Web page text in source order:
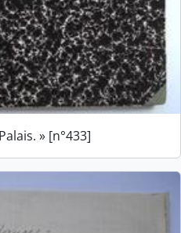
» [n°433]